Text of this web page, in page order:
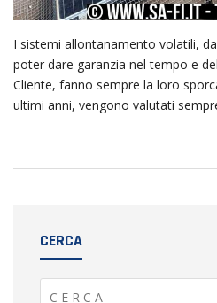
I sistemi allontanamento volatili,
poter dare garanzia nel tempo e
Cliente, fanno sempre la loro
ultimi anni, vengono valutati
CERCA